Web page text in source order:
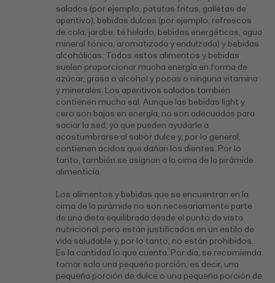
salados (por ejemplo, patatas fritas, galletas de
aperitivo), bebidas dulces (por ejemplo, refrescos
de cola, jarabe, té helado, bebidas energéticas, agua
mineral tónica, aromatizada y endulzada) y bebidas
alcohólicas. Todos estos alimentos y bebidas
suelen proporcionar mucha energía en forma de
azúcar, grasa o alcohol y pocas o ninguna vitamina
y minerales. Los aperitivos salados también
contienen mucha sal. Aunque las bebidas light y
cero son bajas en energía, no son adecuadas para
saciar la sed, ya que pueden ayudarle a
acostumbrarse al sabor dulce y, por lo general,
contienen ácidos que dañan los dientes. Por lo
tanto, también se asignan a la cima de la pirámide
alimenticia.
Los alimentos y bebidas que se encuentran en la
cima de la pirámide no son necesariamente parte
de una dieta equilibrada desde el punto de vista
nutricional, pero están justificados en un estilo de
vida saludable y, por lo tanto, no están prohibidos.
Es la cantidad lo que cuenta. Por día, se recomienda
tomar solo una pequeña porción, es decir, una
pequeña porción de dulce o una pequeña porción de